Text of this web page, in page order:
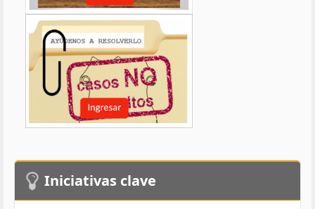
Iniciativas clave